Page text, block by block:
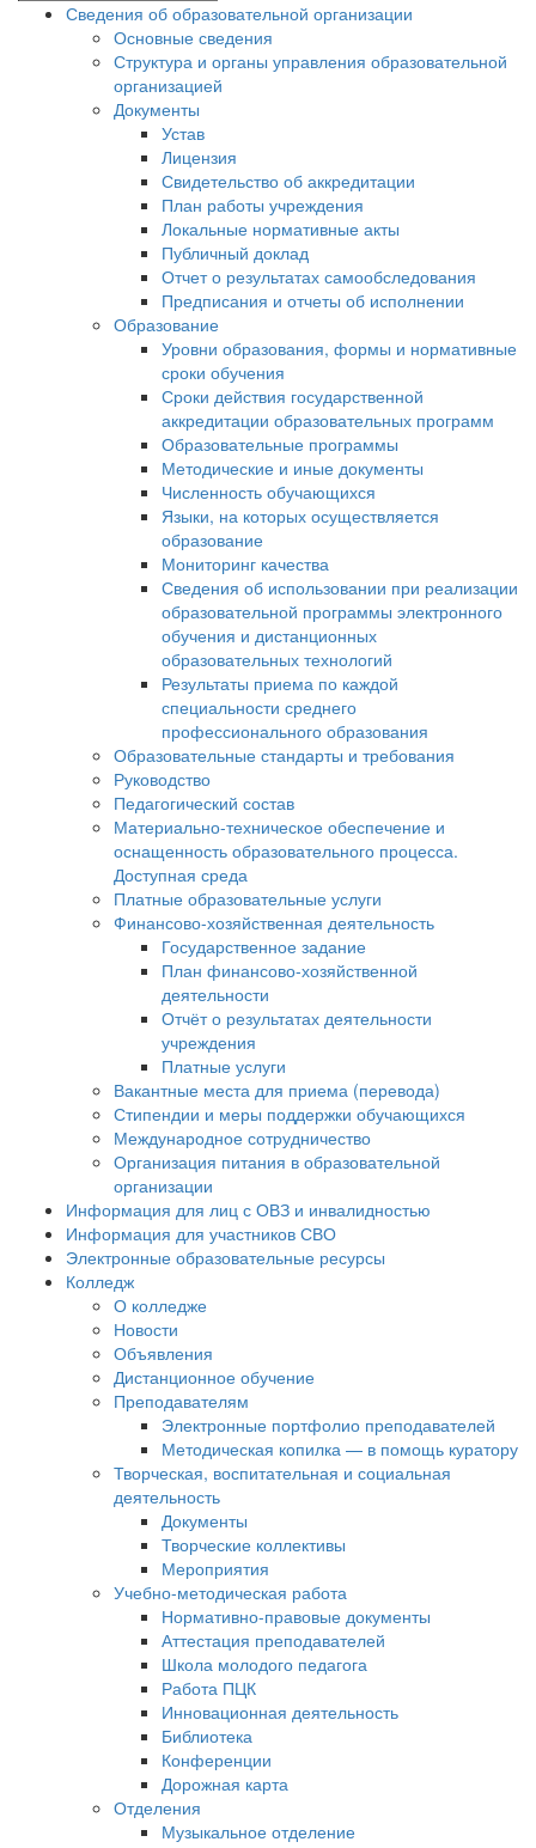
Сведения об образовательной организации
Основные сведения
Структура и органы управления образовательной
организацией
Документы
Устав
Лицензия
Свидетельство об аккредитации
План работы учреждения
Локальные нормативные акты
Публичный доклад
Отчет о результатах самообследования
Предписания и отчеты об исполнении
Образование
Уровни образования, формы и нормативные
сроки обучения
Сроки действия государственной
аккредитации образовательных программ
Образовательные программы
Методические и иные документы
Численность обучающихся
Языки, на которых осуществляется
образование
Мониторинг качества
Сведения об использовании при реализации
образовательной программы электронного
обучения и дистанционных
образовательных технологий
Результаты приема по каждой
специальности среднего
профессионального образования
Образовательные стандарты и требования
Руководство
Педагогический состав
Материально-техническое обеспечение и
оснащенность образовательного процесса.
Доступная среда
Платные образовательные услуги
Финансово-хозяйственная деятельность
Государственное задание
План финансово-хозяйственной
деятельности
Отчёт о результатах деятельности
учреждения
Платные услуги
Вакантные места для приема (перевода)
Стипендии и меры поддержки обучающихся
Международное сотрудничество
Организация питания в образовательной
организации
Информация для лиц с ОВЗ и инвалидностью
Информация для участников СВО
Электронные образовательные ресурсы
Колледж
О колледже
Новости
Объявления
Дистанционное обучение
Преподавателям
Электронные портфолио преподавателей
Методическая копилка — в помощь куратору
Творческая, воспитательная и социальная
деятельность
Документы
Творческие коллективы
Мероприятия
Учебно-методическая работа
Нормативно-правовые документы
Аттестация преподавателей
Школа молодого педагога
Работа ПЦК
Инновационная деятельность
Библиотека
Конференции
Дорожная карта
Отделения
Музыкальное отделение